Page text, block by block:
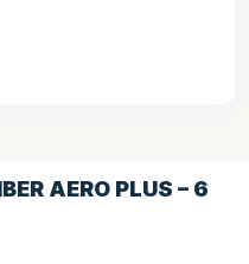
AERO PLUS – 6